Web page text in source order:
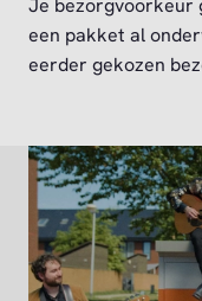
Je bezorgvoorkeur
een pakket al
eerder gekozen